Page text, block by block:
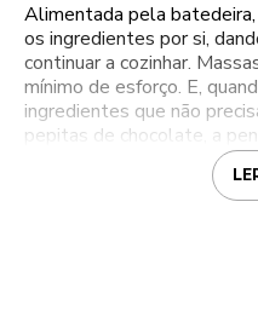
Alimentada pela
os ingredientes por si,
continuar a cozinhar.
mínimo de esforço. E,
ingredientes que não
pepitas de chocolate, a